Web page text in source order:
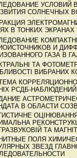
УСЛОВИЙ
СОЛНЕЧНЫХ
В ТОНКИХ ЭКРАНАХ
И
ГАЗА В
ТА
ВИБРАНИХ
РСДБ-
В ОБЛАСТИ
ТА
ПОЛЯ
ЗВЕЗД